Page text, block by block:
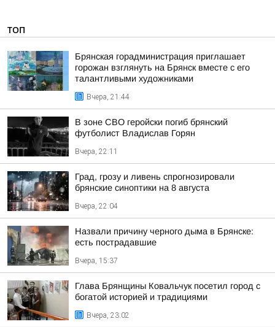
ТОП
Брянская горадминистрация приглашает
горожан взглянуть на Брянск вместе с его
талантливыми художниками
Вчера, 21:44
В зоне СВО геройски погиб брянский
футболист Владислав Горян
Вчера, 22:11
Град, грозу и ливень спрогнозировали
брянские синоптики на 8 августа
Вчера, 22:04
Назвали причину черного дыма в Брянске:
есть пострадавшие
Вчера, 15:37
Глава Брянщины Ковальчук посетил город с
богатой историей и традициями
Вчера, 23:02